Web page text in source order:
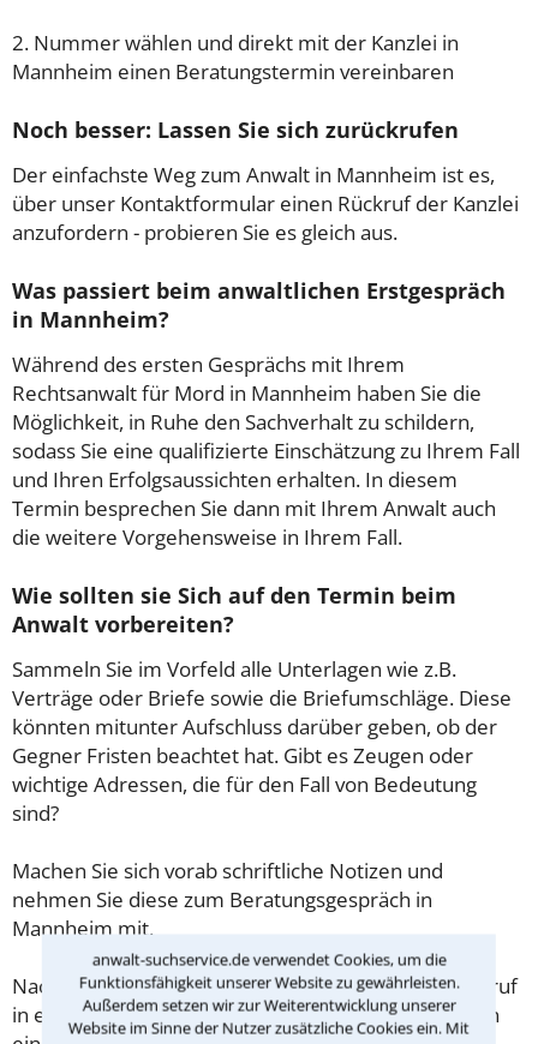
anwalt-suchservice.de verwendet Cookies, um die
Funktionsfähigkeit unserer Website zu gewährleisten.
Außerdem setzen wir zur Weiterentwicklung unserer
Website im Sinne der Nutzer zusätzliche Cookies ein. Mit
2. Nummer wählen und direkt mit der Kanzlei in
Mannheim einen Beratungstermin vereinbaren
Noch besser: Lassen Sie sich zurückrufen
Der einfachste Weg zum Anwalt in Mannheim ist es,
über unser Kontaktformular einen Rückruf der Kanzlei
anzufordern - probieren Sie es gleich aus.
Was passiert beim anwaltlichen Erstgespräch
in Mannheim?
Während des ersten Gesprächs mit Ihrem
Rechtsanwalt für Mord in Mannheim haben Sie die
Möglichkeit, in Ruhe den Sachverhalt zu schildern,
sodass Sie eine qualifizierte Einschätzung zu Ihrem Fall
und Ihren Erfolgsaussichten erhalten. In diesem
Termin besprechen Sie dann mit Ihrem Anwalt auch
die weitere Vorgehensweise in Ihrem Fall.
Wie sollten sie Sich auf den Termin beim
Anwalt vorbereiten?
Sammeln Sie im Vorfeld alle Unterlagen wie z.B.
Verträge oder Briefe sowie die Briefumschläge. Diese
könnten mitunter Aufschluss darüber geben, ob der
Gegner Fristen beachtet hat. Gibt es Zeugen oder
wichtige Adressen, die für den Fall von Bedeutung
sind?
Machen Sie sich vorab schriftliche Notizen und
nehmen Sie diese zum Beratungsgespräch in
Mannheim mit.
Nachdem Sie über das Kontaktformular einen Rückruf
in einer Kanzlei angefordert haben, stellen wir Ihnen